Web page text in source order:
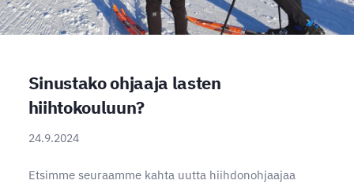
Sinustako ohjaaja lasten
hiihtokouluun?
24.9.2024
Etsimme seuraamme kahta uutta hiihdonohjaajaa